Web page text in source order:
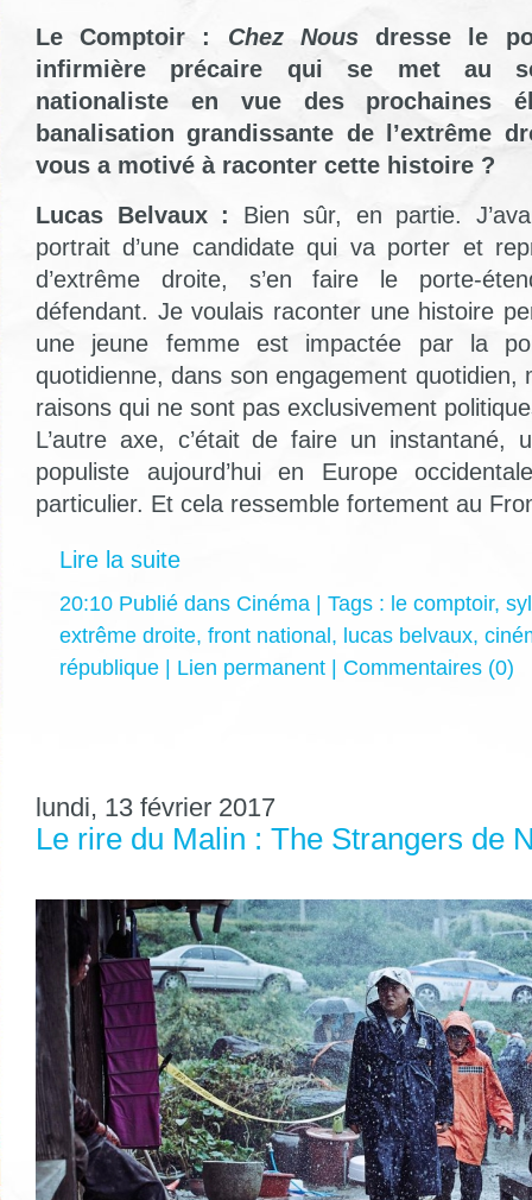
Le Comptoir :
Chez Nousdresse le
infirmière précaire qui se met au
nationaliste en vue des prochaines
banalisation grandissante de l’extrême
vous a motivé à raconter cette histoire ?
Lucas Belvaux : Bien sûr, en partie.
portrait d’une candidate qui va porter et
d’extrême droite, s’en faire le porte-
défendant. Je voulais raconter une histoire
une jeune femme est impactée par la
quotidienne, dans son engagement quotidien,
raisons qui ne sont pas exclusivement
L’autre axe, c’était de faire un instantané,
populiste aujourd’hui en Europe
particulier. Et cela ressemble fortement au
Lire la suite
20:10 Publié dans Cinéma | Tags : le comptoir,
extrême droite, front national , lucas belvaux,
république
Lien permanent Commentaires (0)
lundi, 13 février 2017
Le rire du Malin : The Strangers de